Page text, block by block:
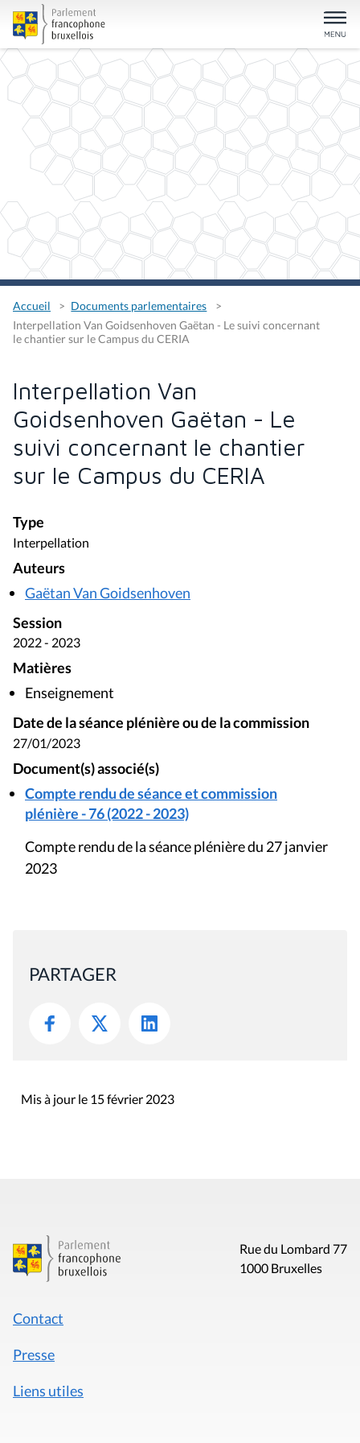
Accueil
Documents parlementaires
Interpellation Van Goidsenhoven Gaëtan - Le suivi concernant
le chantier sur le Campus du CERIA
Interpellation Van
Goidsenhoven Gaëtan - Le
suivi concernant le chantier
sur le Campus du CERIA
Type
Interpellation
Auteurs
Gaëtan Van Goidsenhoven
Session
2022 - 2023
Matières
Enseignement
Date de la séance plénière ou de la commission
27/01/2023
Document(s) associé(s)
Compte rendu de séance et commission
plénière - 76 (2022 - 2023)
Compte rendu de la séance plénière du 27 janvier
2023
PARTAGER
Mis à jour le 15 février 2023
Rue du Lombard 77
1000 Bruxelles
Contact
Presse
Liens utiles